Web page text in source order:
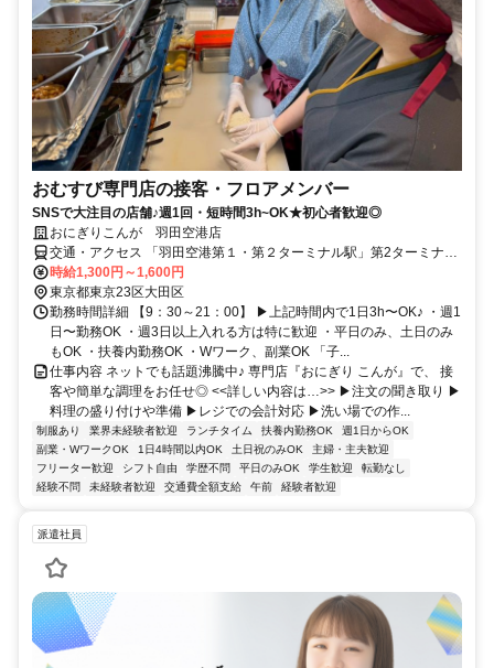
おむすび専門店の接客・フロアメンバー
SNSで大注目の店舗♪週1回・短時間3h~OK★初心者歓迎◎
おにぎりこんが 羽田空港店
交通・アクセス 「羽田空港第１・第２ターミナル駅」第2ターミナル
内
時給1,300円～1,600円
東京都東京23区大田区
勤務時間詳細 【9：30～21：00】 ▶上記時間内で1日3h〜OK♪ ・週1
日〜勤務OK ・週3日以上入れる方は特に歓迎 ・平日のみ、土日のみ
もOK ・扶養内勤務OK ・Wワーク、副業OK 「子...
仕事内容 ネットでも話題沸騰中♪ 専門店『おにぎり こんが』で、 接
客や簡単な調理をお任せ◎ <<詳しい内容は…>> ▶注文の聞き取り ▶
料理の盛り付けや準備 ▶レジでの会計対応 ▶洗い場での作...
制服あり 業界未経験者歓迎 ランチタイム 扶養内勤務OK
週1日からOK
副業・WワークOK
1日4時間以内OK 土日祝のみOK
主婦・主夫歓迎
フリーター歓迎
シフト自由 学歴不問 平日のみOK 学生歓迎
転勤なし
経験不問
未経験者歓迎 交通費全額支給 午前 経験者歓迎
派遣社員